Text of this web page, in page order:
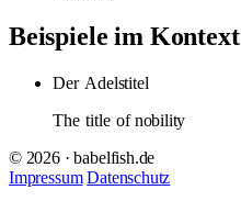
Beispiele im Kontext
Der Adelstitel
The title of nobility
© 2026 · babelfish.de
Impressum Datenschutz